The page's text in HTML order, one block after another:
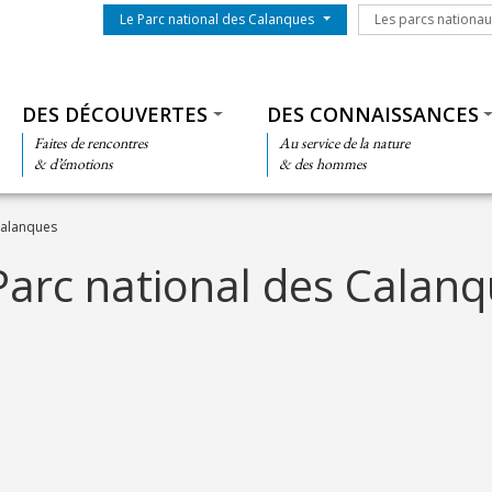
Menu du parc
Le Parc national des Calanques Les parcs
Les parcs
DES DÉCOUVERTES
Faites de rencontres
& d’émotions
DES CONNAISSANCES
Au service de la nature
& des hommes
national des